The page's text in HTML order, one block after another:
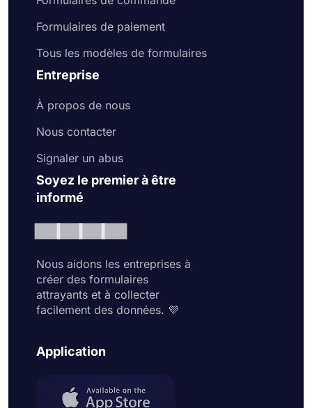
Formulaires de paiement
Tous les modèles de formulaires
Entreprise
À propos de nous
Nous contacter
Signaler un abus
Soyez le premier à être
informé
Nous aidons les entreprises à
créer des formulaires
attrayants et à collecter
facilement des données. 💜
Application